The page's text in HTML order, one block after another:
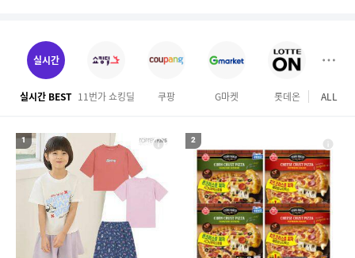
11 서울랜드 자유이용권
14 엄마옷 디오션리조트
17 하이원 워터월드 테프론 테이프
중고음료수냉장고 스투시 키즈
ALL
실시간
실시간 BEST 11번가 쇼킹딜 쿠팡 G마켓 롯데온 하프
1 2